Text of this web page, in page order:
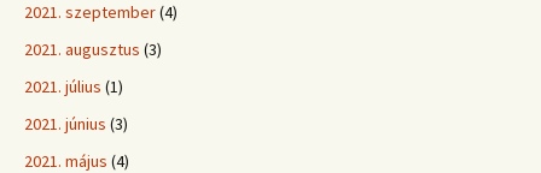
2021. szeptember(4)
2021. augusztus (3)
2021. július (1)
2021. június (3)
2021. május (4)